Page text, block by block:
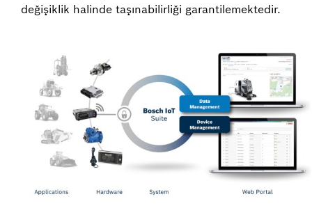
değişiklik halinde taşınabilirliği garantilemektedir.